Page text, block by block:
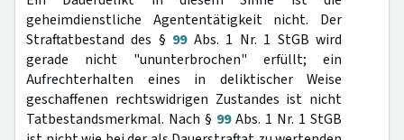
geheimdienstliche Agententätigkeit nicht. Der
Straftatbestand des § 99Abs. 1 Nr. 1 StGB wird
gerade nicht "ununterbrochen" erfüllt; ein
Aufrechterhalten eines in deliktischer Weise
geschaffenen rechtswidrigen Zustandes ist nicht
Tatbestandsmerkmal. Nach § 99Abs. 1 Nr. 1 StGB